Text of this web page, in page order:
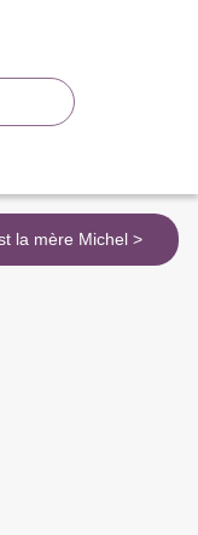
C'est la mère Michel >